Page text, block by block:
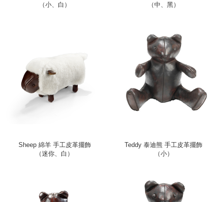
（小、白）
（中、黑）
Sheep 綿羊 手工皮革擺飾
（迷你、白）
Teddy 泰迪熊 手工皮革擺飾
（小）